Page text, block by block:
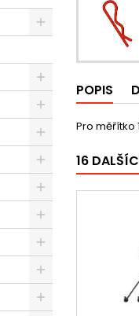
POPIS
Pro měřítko
16